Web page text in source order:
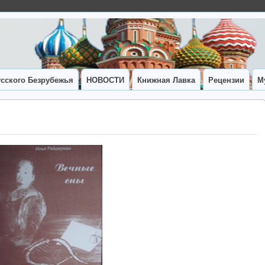
Безрубежья НОВОСТИ Книжная Лавка Рецензии